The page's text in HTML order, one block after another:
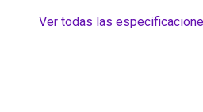
Ver todas las